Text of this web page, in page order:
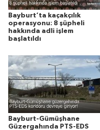
Bayburt’ta kaçakçılık
operasyonu: 8 şüpheli
hakkında adli işlem
başlatıldı
Bayburt-Gümüşhane
Güzergahında PTS-EDS